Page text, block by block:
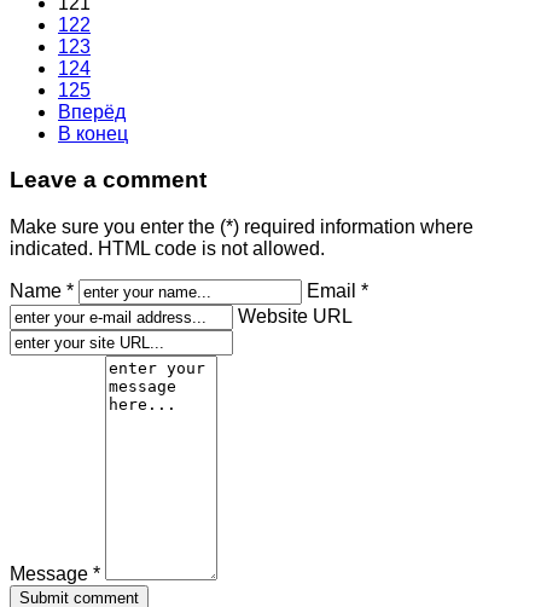
122
123
124
125
Вперёд
В конец
Leave a comment
Make sure you enter the (*) required information where
indicated. HTML code is not allowed.
Name *
Email *
Website URL
Message *